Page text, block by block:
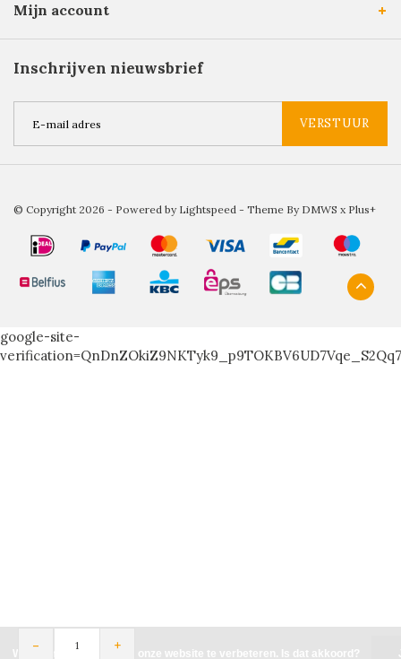
- +
Mijn account
Inschrijven nieuwsbrief
VERSTUUR
© Copyright 2026 - Powered by Lightspeed - Theme By DMWS x Plus+
google-site-
Wij slaan cookies op om onze website te verbeteren. Is dat akkoord?